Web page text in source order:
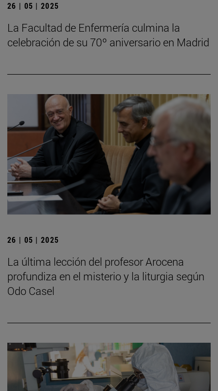
26 | 05 | 2025
La Facultad de Enfermería culmina la
celebración de su 70º aniversario en Madrid
26 | 05 | 2025
La última lección del profesor Arocena
profundiza en el misterio y la liturgia según
Odo Casel